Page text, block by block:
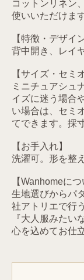
コットンリネン
使いいただけます
【特徴・デザイ
背中開き、レイ
【サイズ・セミ
ミニチュアシュ
イズに迷う場合
い場合は、セミ
てできます。採
【お手入れ】
洗濯可。形を整
【Wanhomeにつ
生地選びからパ
社アトリエで行
『大人服みたい
心を込めてお仕